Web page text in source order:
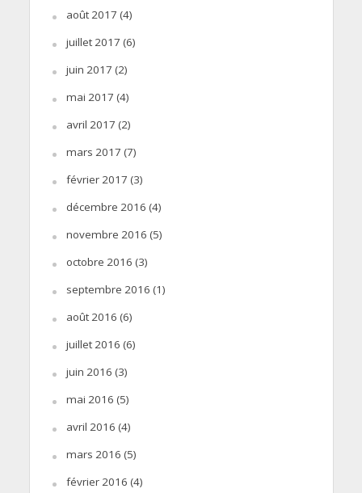
août 2017 (4)
juillet 2017 (6)
juin 2017 (2)
mai 2017 (4)
avril 2017 (2)
mars 2017 (7)
février 2017 (3)
décembre 2016 (4)
novembre 2016 (5)
octobre 2016 (3)
septembre 2016 (1)
août 2016 (6)
juillet 2016 (6)
juin 2016 (3)
mai 2016 (5)
avril 2016 (4)
mars 2016 (5)
février 2016 (4)